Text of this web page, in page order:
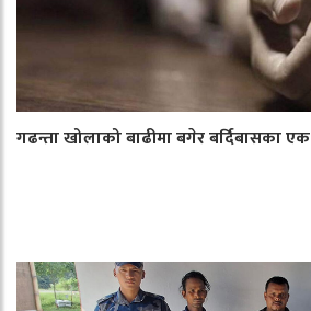
गढन्ता खोलाको बाढीमा बगेर बर्दिबासका